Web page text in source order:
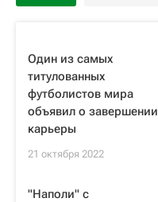
Один из самых
титулованных
футболистов мира
объявил о завершении
карьеры
21 октября 2022
"Наполи" с